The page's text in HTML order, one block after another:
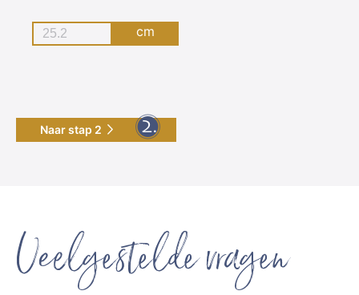
cm
Naar stap 2
Veelgestelde vragen